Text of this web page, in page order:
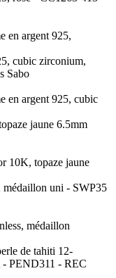
en argent 925,
en argent 925, cubic
10K, topaze jaune
médaillon